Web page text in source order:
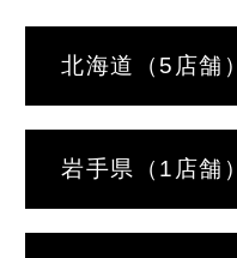
北海道（5店舗）
岩手県（1店舗）